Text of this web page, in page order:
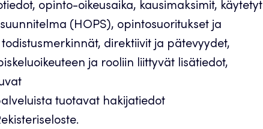
opinto-oikeusaika, kausimaksimit, käytetyt
(HOPS), opintosuoritukset ja
direktiivit ja pätevyydet,
ja rooliin liittyvät lisätiedot,
tuotavat hakijatiedot